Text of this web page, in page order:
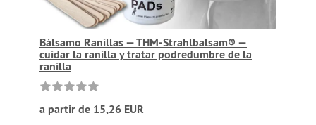
Bálsamo Ranillas — THM-Strahlbalsam® —
cuidar la ranilla y tratar podredumbre de la
ranilla
a partir de 15,26 EUR